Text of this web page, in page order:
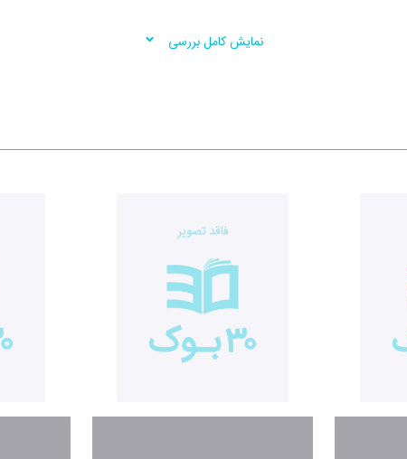
نمایش کامل بررسی